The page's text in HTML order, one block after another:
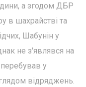
а згодом ДБР
в шахрайстві та
Шабунін у
не з'являвся на
у
відряджень.